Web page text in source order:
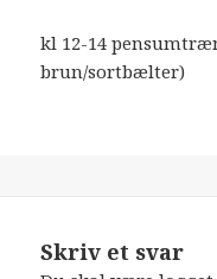
kl 12-14
brun/sortbælter)
Skriv et svar